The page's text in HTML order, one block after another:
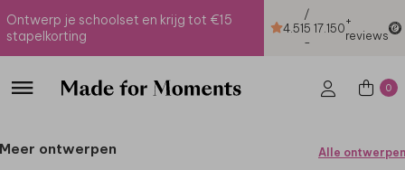
Ontwerp je schoolset en krijg tot €15
stapelkorting
4.51
/
5
-
17.150+
reviews
0
Meer ontwerpen Alle ontwerpen